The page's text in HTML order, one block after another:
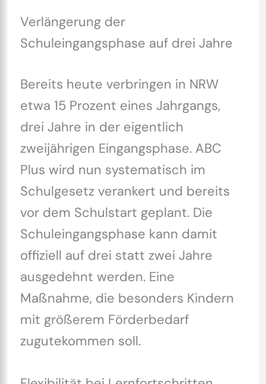
Verlängerung der
Schuleingangsphase auf drei Jahre
Bereits heute verbringen in NRW
etwa 15 Prozent eines Jahrgangs,
drei Jahre in der eigentlich
zweijährigen Eingangsphase. ABC
Plus wird nun systematisch im
Schulgesetz verankert und bereits
vor dem Schulstart geplant. Die
Schuleingangsphase kann damit
offiziell auf drei statt zwei Jahre
ausgedehnt werden. Eine
Maßnahme, die besonders Kindern
mit größerem Förderbedarf
zugutekommen soll.